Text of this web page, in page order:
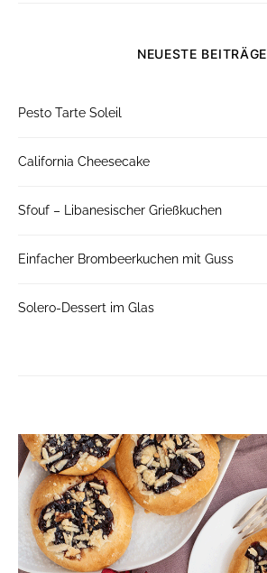
NEUESTE BEITRÄGE
Pesto Tarte Soleil
California Cheesecake
Sfouf – Libanesischer Grießkuchen
Einfacher Brombeerkuchen mit Guss
Solero-Dessert im Glas